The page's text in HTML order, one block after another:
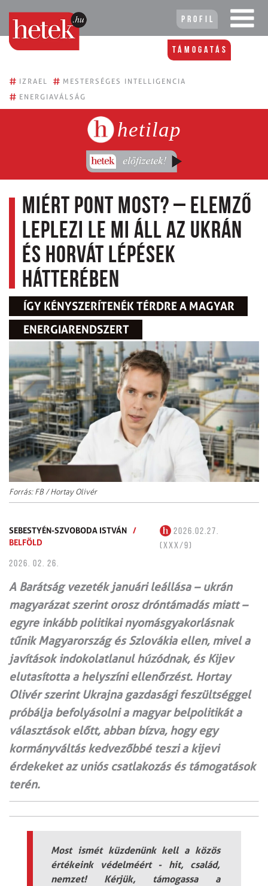
Profil
Támogatás
# IZRAEL # MESTERSÉGES INTELLIGENCIA
# ENERGIAVÁLSÁG
hetilap
Miért pont most? – elemző
leplezi le mi áll az ukrán
és horvát lépések
hátterében
ÍGY KÉNYSZERÍTENÉK TÉRDRE A MAGYAR
ENERGIARENDSZERT
Forrás: FB / Hortay Olivér
SEBESTYÉN-SZVOBODA ISTVÁN /
BELFÖLD
2026.02.27.
(XXX/9)
2026. 02. 26.
A Barátság vezeték januári leállása – ukrán
magyarázat szerint orosz dróntámadás miatt –
egyre inkább politikai nyomásgyakorlásnak
tűnik Magyarország és Szlovákia ellen, mivel a
javítások indokolatlanul húzódnak, és Kijev
elutasította a helyszíni ellenőrzést. Hortay
Olivér szerint Ukrajna gazdasági feszültséggel
próbálja befolyásolni a magyar belpolitikát a
választások előtt, abban bízva, hogy egy
kormányváltás kedvezőbbé teszi a kijevi
érdekeket az uniós csatlakozás és támogatások
terén.
Most ismét küzdenünk kell a közös
értékeink védelméért - hit, család,
nemzet! Kérjük, támogassa a